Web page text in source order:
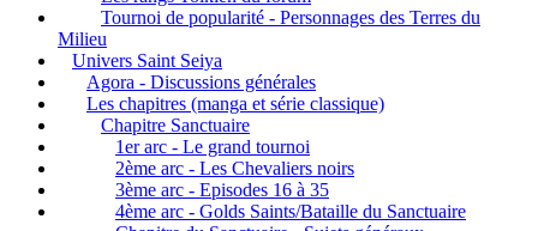
Tournoi de popularité - Personnages des Terres du
Milieu
Univers Saint Seiya
Agora - Discussions générales
Les chapitres (manga et série classique)
Chapitre Sanctuaire
1er arc - Le grand tournoi
2ème arc - Les Chevaliers noirs
3ème arc - Episodes 16 à 35
4ème arc - Golds Saints/Bataille du Sanctuaire